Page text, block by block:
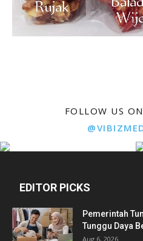
FOLLOW US
EDITOR PICKS
Pemerintah
Tunggu Daya
Aug 6, 2026